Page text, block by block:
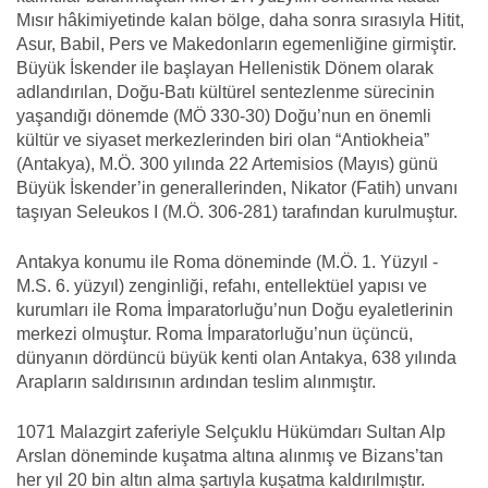
Mısır hâkimiyetinde kalan bölge, daha sonra sırasıyla Hitit,
Asur, Babil, Pers ve Makedonların egemenliğine girmiştir.
Büyük İskender ile başlayan Hellenistik Dönem olarak
adlandırılan, Doğu-Batı kültürel sentezlenme sürecinin
yaşandığı dönemde (MÖ 330-30) Doğu’nun en önemli
kültür ve siyaset merkezlerinden biri olan “Antiokheia”
(Antakya), M.Ö. 300 yılında 22 Artemisios (Mayıs) günü
Büyük İskender’in generallerinden, Nikator (Fatih) unvanı
taşıyan Seleukos I (M.Ö. 306-281) tarafından kurulmuştur.
Antakya konumu ile Roma döneminde (M.Ö. 1. Yüzyıl -
M.S. 6. yüzyıl) zenginliği, refahı, entellektüel yapısı ve
kurumları ile Roma İmparatorluğu’nun Doğu eyaletlerinin
merkezi olmuştur. Roma İmparatorluğu’nun üçüncü,
dünyanın dördüncü büyük kenti olan Antakya, 638 yılında
Arapların saldırısının ardından teslim alınmıştır.
1071 Malazgirt zaferiyle Selçuklu Hükümdarı Sultan Alp
Arslan döneminde kuşatma altına alınmış ve Bizans’tan
her yıl 20 bin altın alma şartıyla kuşatma kaldırılmıştır.